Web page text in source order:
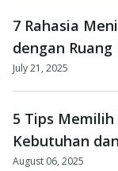
7 Rahasia
dengan
July 21, 2025
5 Tips
Kebutuhan
August 06, 2025